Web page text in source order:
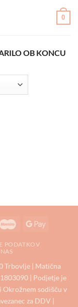
0
OB KONCU
Maestro Google
PODATKOV
Trbovlje | Matična
| Podjetje je
Okrožnem sodišču v
za DDV |